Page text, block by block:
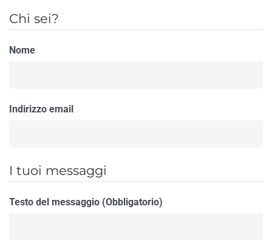
Chi sei?
Nome
Indirizzo email
I tuoi messaggi
Testo del messaggio (Obbligatorio)